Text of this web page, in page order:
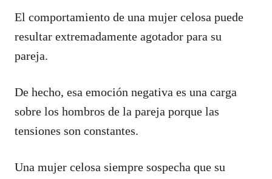
El comportamiento de una mujer celosa puede
resultar extremadamente agotador para su
pareja.
De hecho, esa emoción negativa es una carga
sobre los hombros de la pareja porque las
tensiones son constantes.
Una mujer celosa siempre sospecha que su